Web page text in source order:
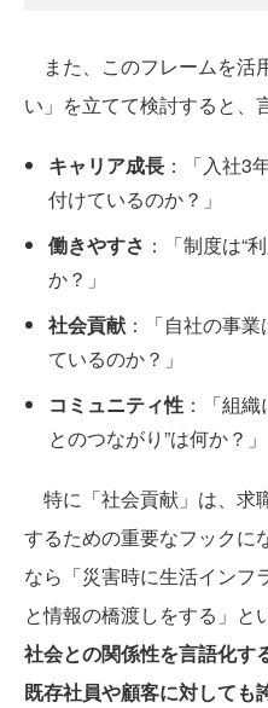
また、このフレームを活
い」を立てて検討すると、
キャリア成長 ：「入社3
付けているのか？」
働きやすさ ：「制度は“
か？」
社会貢献 ：「自社の事
ているのか？」
コミュニティ性 ：「組
とのつながり”は何か？」
特に「社会貢献」は、求
するための重要なフックに
なら「災害時に生活インフ
と情報の橋渡しをする」と
社会との関係性を言語化す
既存社員や顧客に対しても